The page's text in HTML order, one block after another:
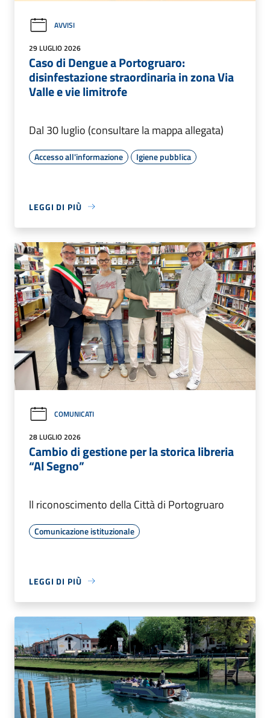
AVVISI
29 LUGLIO 2026
Caso di Dengue a Portogruaro:
disinfestazione straordinaria in zona Via
Valle e vie limitrofe
Dal 30 luglio (consultare la mappa allegata)
Accesso all'informazione Igiene pubblica
LEGGI DI PIÙ
COMUNICATI
28 LUGLIO 2026
Cambio di gestione per la storica libreria
“Al Segno”
ll riconoscimento della Città di Portogruaro
Comunicazione istituzionale
LEGGI DI PIÙ